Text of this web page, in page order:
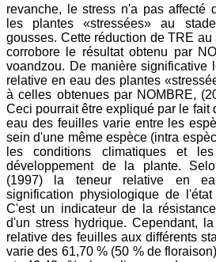
revanche, le stress n'a pas affecté
les plantes «stressées» au
gousses. Cette réduction de TRE
corrobore le résultat obtenu par
voandzou. De manière significative
relative en eau des plantes
à celles obtenues par NOMBRE,
Ceci pourrait être expliqué par le fait
eau des feuilles varie entre les
sein d'une même espèce (intra
les conditions climatiques et
développement de la plante.
(1997) la teneur relative en
signification physiologique de
C'est un indicateur de la
d'un stress hydrique. Cependant,
relative des feuilles aux différents
varie des 61,70 % (50 % de